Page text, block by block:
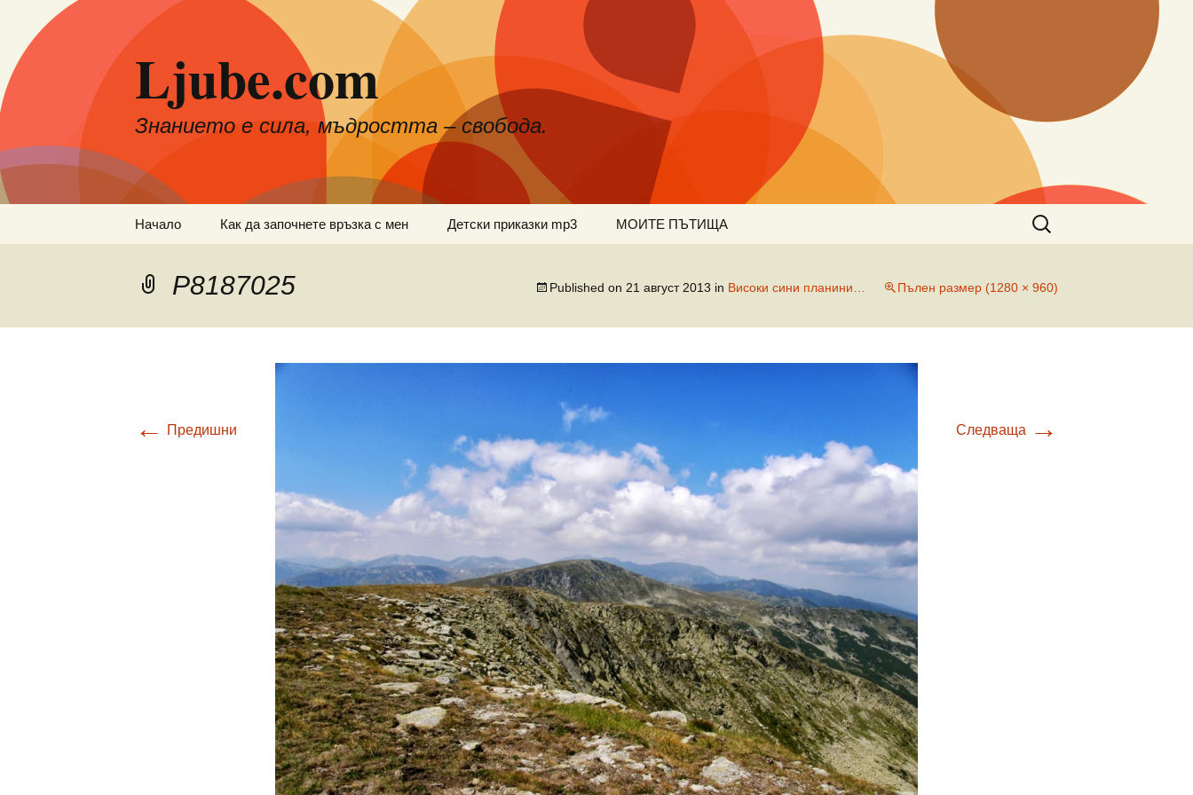
съдържанието
Ljube.com
Знанието е сила, мъдростта – свобода.
Начало Как да започнете връзка с мен Детски приказки mp3 МОИТЕ ПЪТИЩА
Търсене
за:
P8187025 Published on 21 август 2013 in Високи сини планини… Пълен размер (1280 × 960)
← Предишни Следваща →